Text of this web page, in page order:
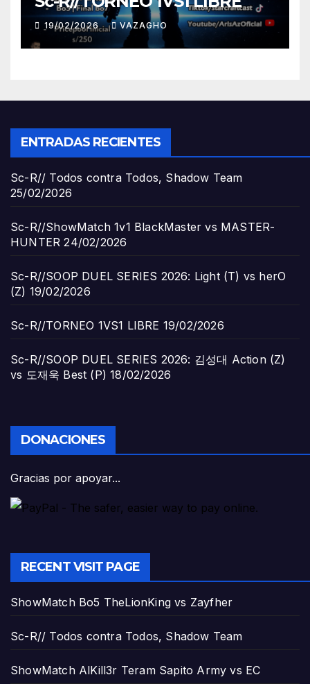
19/02/2026 VAZAGHO
ENTRADAS RECIENTES
Sc-R// Todos contra Todos, Shadow Team
25/02/2026
Sc-R//ShowMatch 1v1 BlackMaster vs MASTER-
HUNTER 24/02/2026
Sc-R//SOOP DUEL SERIES 2026: Light (T) vs herO
(Z) 19/02/2026
Sc-R//TORNEO 1VS1 LIBRE 19/02/2026
Sc-R//SOOP DUEL SERIES 2026: 김성대 Action (Z)
vs 도재욱 Best (P) 18/02/2026
DONACIONES
Gracias por apoyar...
RECENT VISIT PAGE
ShowMatch Bo5 TheLionKing vs Zayfher
Sc-R// Todos contra Todos, Shadow Team
ShowMatch AlKill3r Teram Sapito Army vs EC